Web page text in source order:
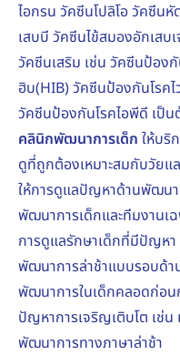
ไอกรน วัคซีนโปลิโอ วัคซีน
เสบบี วัคซีนไข้สมองอักเสบ
วัคซีนเสริม เช่น วัคซีนป้อง
ฮิบ(HIB) วัคซีนป้องกันโรค
วัคซีนป้องกันโรคไอพีดี เป็น
คลินิกพัฒนาการเด็ก ให้บริ
ดูที่ถูกต้องเหมาะสมกับวัยแ
ให้การดูแลปัญหาด้านพัฒน
พัฒนาการเด็กและทีมงานเ
การดูแลรักษาเด็กที่มีปัญหา
พัฒนาการล่าช้าแบบรอบด้า
พัฒนาการในเด็กคลอดก่อ
ปัญหาการเจริญเติบโต เช่น
พัฒนาการทางภาษาล่าช้า